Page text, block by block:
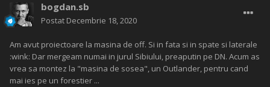
bogdan.sb
Postat Decembrie 18, 2020
Am avut proiectoare la masina de off. Si in fata si in spate si laterale
:wink: Dar mergeam numai in jurul Sibiului, preaputin pe DN. Acum as
vrea sa montez la "masina de sosea", un Outlander, pentru cand
mai ies pe un forestier ...